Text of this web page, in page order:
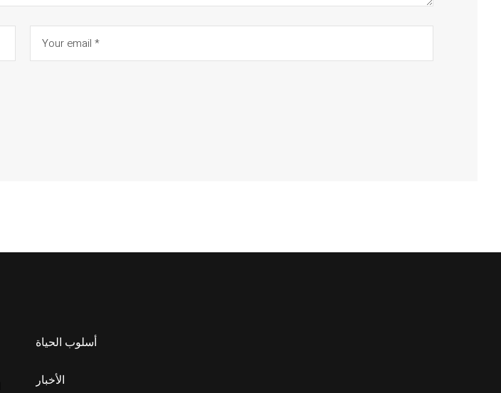
أسلوب الحياة
الأخبار